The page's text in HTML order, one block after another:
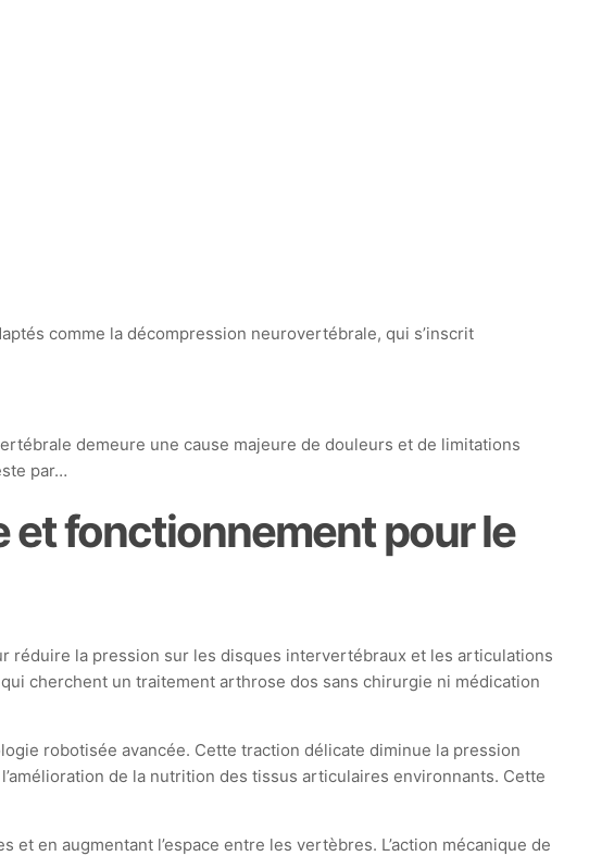
comme la décompression neurovertébrale, qui s’inscrit
demeure une cause majeure de douleurs et de limitations
par…
et fonctionnement pour le
réduire la pression sur les disques intervertébraux et les articulations
cherchent un traitement arthrose dos sans chirurgie ni médication
robotisée avancée. Cette traction délicate diminue la pression
de la nutrition des tissus articulaires environnants. Cette
en augmentant l’espace entre les vertèbres. L’action mécanique de